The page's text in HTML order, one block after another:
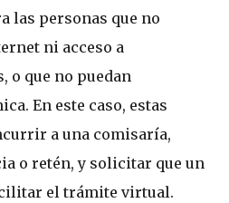
las personas que no
ni acceso a
o que no puedan
En este caso, estas
a una comisaría,
o retén, y solicitar que un
el trámite virtual.